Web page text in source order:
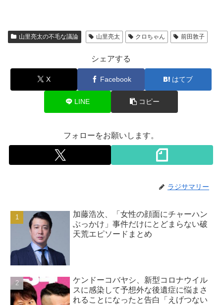
山里亮太の不毛な議論 山里亮太 クロちゃん 前田敦子
シェアする
X Facebook はてブ
LINE コピー
フォローをお願いします。
ラジサマリー
加藤浩次、「女性の顔面にチャーハン
ぶっかけ」事件だけにとどまらない破
天荒エピソードまとめ
ケンドーコバヤシ、新型コロナウイル
スに感染して予想外な後遺症に悩まさ
れることになったと告白「えげつない